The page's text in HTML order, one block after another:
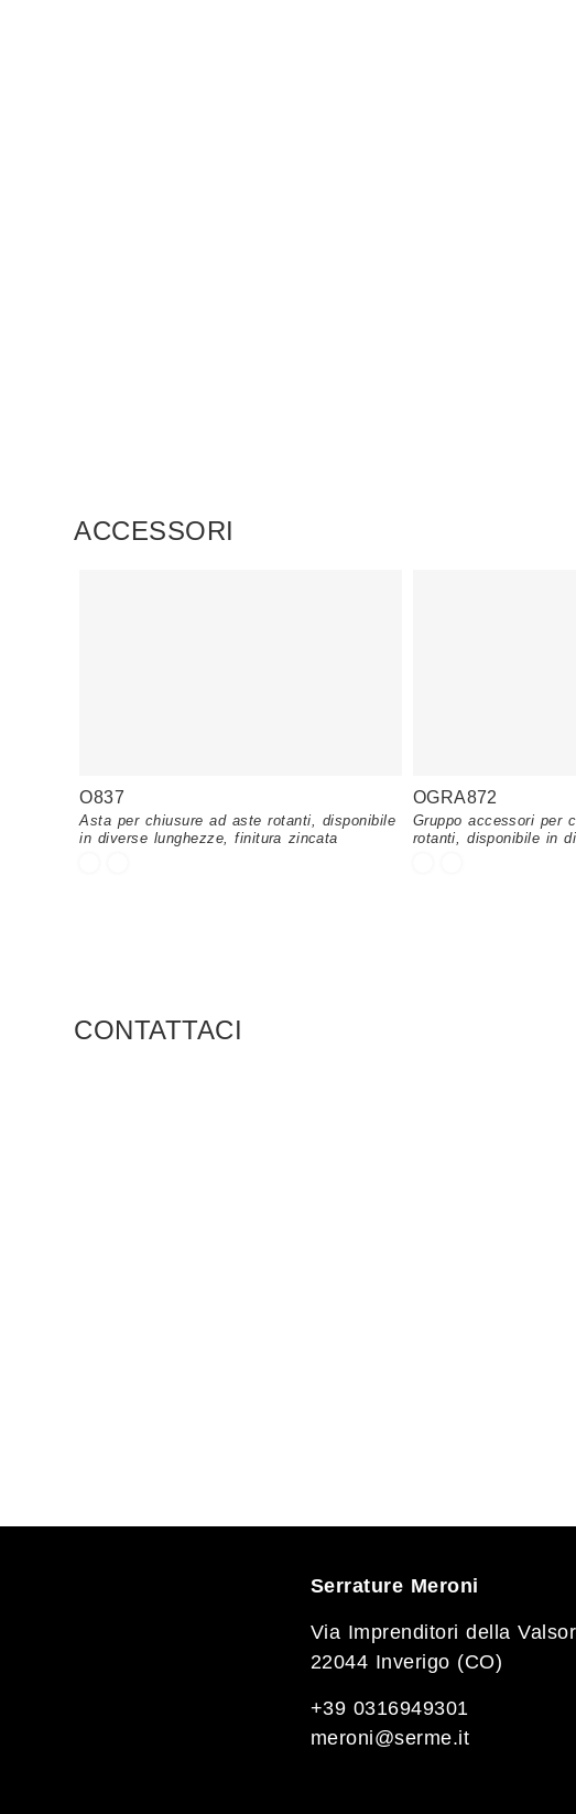
ACCESSORI
O837
Asta per chiusure ad aste rotanti, disponibile
in diverse lunghezze, finitura zincata
OGRA872
Gruppo accessori per
rotanti, disponibile in
CONTATTACI
Serrature Meroni
Via Imprenditori della
22044 Inverigo (CO)
+39 0316949301
meroni@serme.it